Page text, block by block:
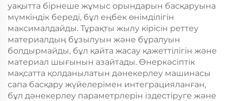
уақытта бірнеше жұмыс орындарын басқаруына
мүмкіндік береді, бұл еңбек өнімділігін
максималдайды. Тұрақты жылу кірісін реттеу
материалдың бұзылуын және бұралуын
болдырмайды, бұл қайта жасау қажеттілігін және
материал шығынын азайтады. Өнеркәсіптік
мақсатта қолданылатын дәнекерлеу машинасы
сапа басқару жүйелерімен интеграцияланған,
бұл дәнекерлеу параметрлерін іздестіруге және